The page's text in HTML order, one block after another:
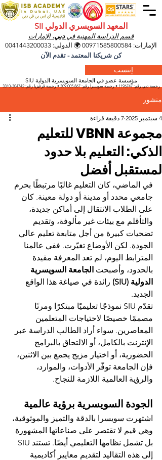
المعهد السويسري الدولي SII
قسم الدراسة المهنية فيدبي، الإمارات
إنتسب
مؤسسة عضو في الجامعة السويسرية الدولية SIU
رخصة دبي رقم:1196747• رخصة سويسرا رقم:309.005.867• رخصة قرغيزيارقم:304742-3310
الإمارات: 00971585800584 🌍 الدولي: 0041443200033
كن شريكنا المعتمد - تقدم الآن
منشور
مجموعة VBNN للتعليم
الذكي: التعليم بلا حدود
لمستقبل أفضل
4 سبتمبر 2025 7 دقيقة قراءة
في الماضي، كان التعليم غالبًا مرتبطًا بحرم
جامعي محدد أو مدينة أو دولة معينة. كان
على الطلاب الانتقال إلى أماكن جديدة،
والتأقلم مع بيئات غير مألوفة، وتقديم
تضحيات كبيرة من أجل متابعة تعليم عالي
الجودة. لكن الأوضاع تغيّرت. ففي عالمنا
المترابط اليوم، لم تعد المعرفة مقيدة
بالحدود، وأصبحت الجامعة السويسرية
الدولية (SIU)
رائدة في صياغة هذا الواقع
الجديد.
تقدّم SIU نموذجًا تعليميًا مبتكرًا ومرنًا
مصممًا خصيصًا لاحتياجات المتعلمين
المعاصرين. سواء أراد الطالب الدراسة عبر
الإنترنت بالكامل، أو الالتحاق بالبرامج
الحضورية، أو اختيار مزيج يجمع بين الاثنين،
فإن الجامعة توفّر الأدوات، والموارد،
والرؤية العالمية اللازمة للنجاح.
الجودة السويسرية برؤية عالمية
اشتهرت سويسرا بالدقة والتميز والموثوقية،
وهي قيم لا تقتصر على صناعاتها المشهورة
إلى هذه التقاليد لتقديم معايير أكاديمية